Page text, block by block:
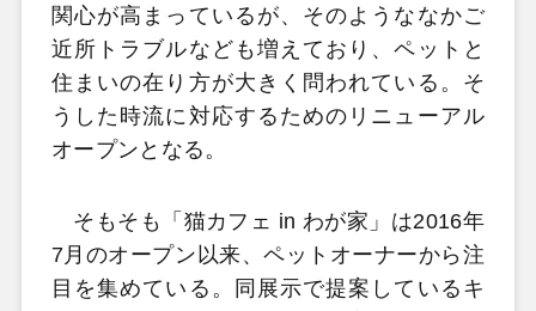
関心が高まっているが、そのようななかご
近所トラブルなども増えており、ペットと
住まいの在り方が大きく問われている。そ
うした時流に対応するためのリニューアル
オープンとなる。
そもそも「猫カフェ in わが家」は2016年
7月のオープン以来、ペットオーナーから注
目を集めている。同展示で提案しているキ